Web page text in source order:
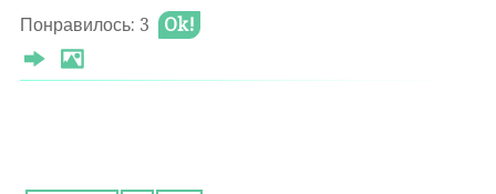
Понравилось: 3 Ok!